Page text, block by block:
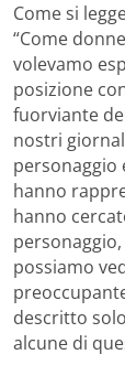
Come si
“Come
volevamo
posizione
fuorviante
nostri
personaggio
hanno
hanno
possiamo
descritto
alcune di